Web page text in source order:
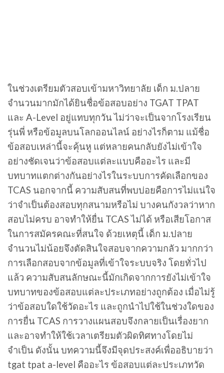
ในช่วงเตรียมตัวสอบเข้ามหาวิทยาลัย เด็ก ม.ปลาย
จำนวนมากมักได้ยินชื่อข้อสอบอย่าง TGAT TPAT
และ A-Level อยู่แทบทุกวัน ไม่ว่าจะเป็นจากโรงเรียน
รุ่นพี่ หรือข้อมูลบนโลกออนไลน์ อย่างไรก็ตาม แม้ชื่อ
ข้อสอบเหล่านี้จะคุ้นหู แต่หลายคนกลับยังไม่เข้าใจ
อย่างชัดเจนว่าข้อสอบแต่ละแบบคืออะไร และมี
บทบาทแตกต่างกันอย่างไรในระบบการคัดเลือกของ
TCAS นอกจากนี้ ความสับสนที่พบบ่อยคือการไม่แน่ใจ
ว่าจำเป็นต้องสอบทุกสนามหรือไม่ บางคนกังวลว่าหาก
สอบไม่ครบ อาจทำให้ยื่น TCAS ไม่ได้ หรือเสียโอกาส
ในการสมัครคณะที่สนใจ ด้วยเหตุนี้ เด็ก ม.ปลาย
จำนวนไม่น้อยจึงตัดสินใจสอบจากความกลัว มากกว่า
การเลือกสอบจากข้อมูลที่เข้าใจระบบจริง โดยทั่วไป
แล้ว ความสับสนลักษณะนี้มักเกิดจากการยังไม่เข้าใจ
บทบาทของข้อสอบแต่ละประเภทอย่างถูกต้อง เมื่อไม่รู้
ว่าข้อสอบใดใช้วัดอะไร และถูกนำไปใช้ในช่วงใดของ
การยื่น TCAS การวางแผนสอบจึงกลายเป็นเรื่องยาก
และอาจทำให้ใช้เวลาเตรียมตัวผิดทิศทางโดยไม่
จำเป็น ดังนั้น บทความนี้จึงมีจุดประสงค์เพื่ออธิบายว่า
tgat tpat a-level คืออะไร ข้อสอบแต่ละประเภทวัด